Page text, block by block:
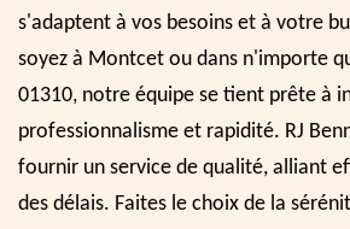
s'adaptent à vos besoins et à votre
soyez à Montcet ou dans n'importe
01310, notre équipe se tient prête à
professionnalisme et rapidité. RJ
fournir un service de qualité, alliant
des délais. Faites le choix de la